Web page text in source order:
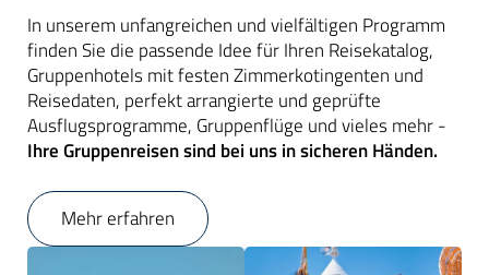
In unserem unfangreichen und vielfältigen Programm
finden Sie die passende Idee für Ihren Reisekatalog,
Gruppenhotels mit festen Zimmerkotingenten und
Reisedaten, perfekt arrangierte und geprüfte
Ausflugsprogramme, Gruppenflüge und vieles mehr -
Ihre Gruppenreisen sind bei uns in sicheren Händen.
Mehr erfahren